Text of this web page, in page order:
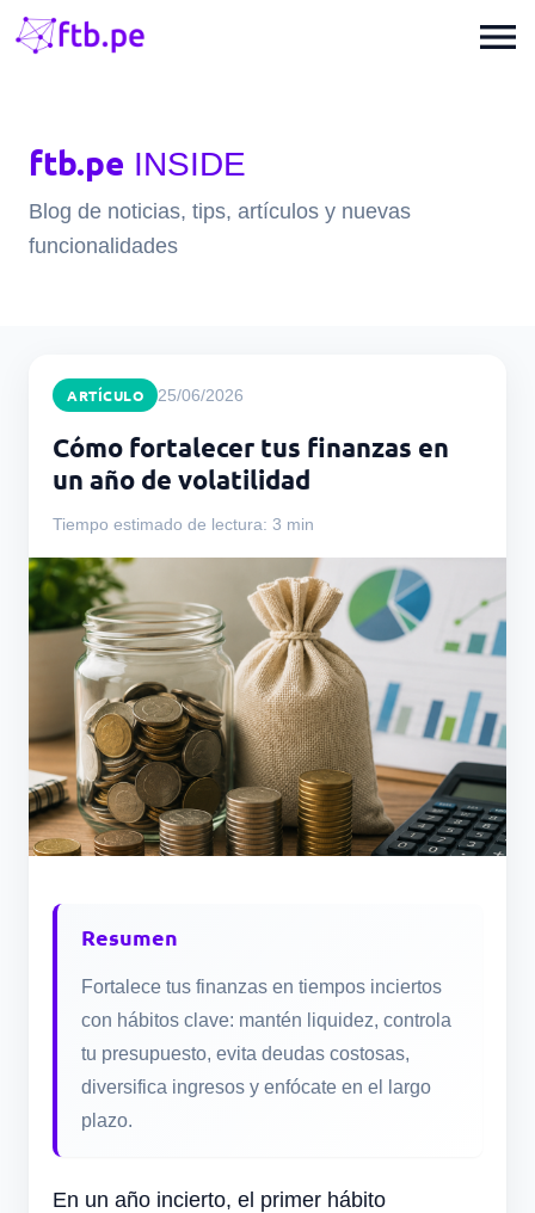
menu
ftb.pe INSIDE
Blog de noticias, tips, artículos y nuevas
funcionalidades
ARTÍCULO 25/06/2026
Cómo fortalecer tus finanzas en
un año de volatilidad
Tiempo estimado de lectura: 3 min
Resumen
Fortalece tus finanzas en tiempos inciertos
con hábitos clave: mantén liquidez, controla
tu presupuesto, evita deudas costosas,
diversifica ingresos y enfócate en el largo
plazo.
En un año incierto, el primer hábito